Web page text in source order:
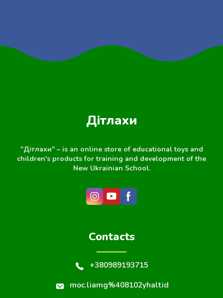
Дітлахи
"Дітлахи" – is an online store of educational toys and
children's products for training and development of the
New Ukrainian School.
Contacts
+380989193715
moc.liamg%408102yhaltid